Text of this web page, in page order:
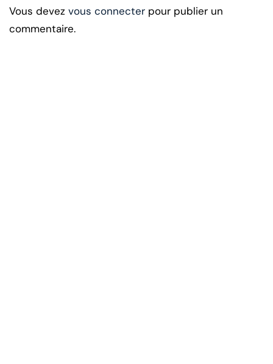
Vous devez vous connecter pour publier un
commentaire.